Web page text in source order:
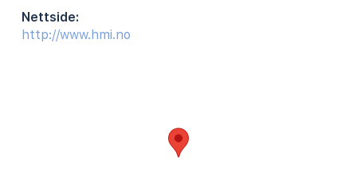
Nettside:
http://www.hmi.no